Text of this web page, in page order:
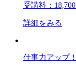
受講料：18,700
詳細をみる
仕事力アップ